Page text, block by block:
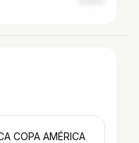
COPA AMÉRICA